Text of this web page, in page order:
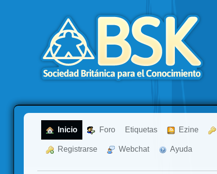
Inicio Foro Etiquetas Ezine
Registrarse Webchat Ayuda